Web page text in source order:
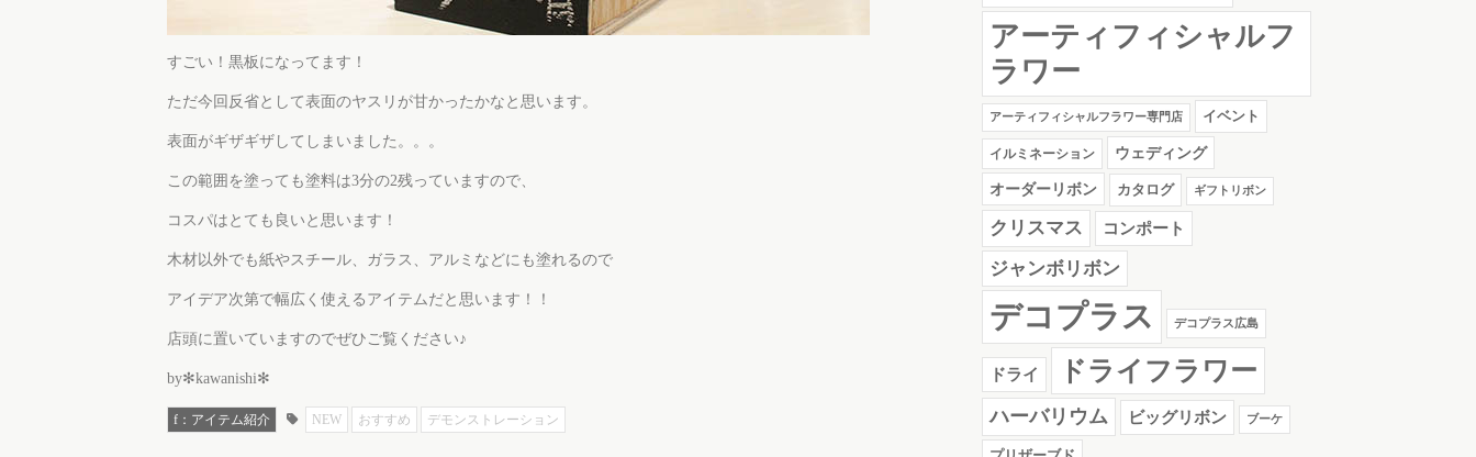
すごい！黒板になってます！
ただ今回反省として表面のヤスリが甘かったかなと思います。
表面がギザギザしてしまいました。。。
この範囲を塗っても塗料は3分の2残っていますので、
コスパはとても良いと思います！
木材以外でも紙やスチール、ガラス、アルミなどにも塗れるので
アイデア次第で幅広く使えるアイテムだと思います！！
店頭に置いていますのでぜひご覧ください♪
by✻kawanishi✻
f：アイテム紹介 NEW おすすめ デモンストレーション
アーティフィシャルフ
ラワー
アーティフィシャルフラワー専門店 イベント
イルミネーション ウェディング
オーダーリボン カタログ ギフトリボン
クリスマス コンポート
ジャンボリボン
デコプラス デコプラス広島
ドライ ドライフラワー
ハーバリウム ビッグリボン ブーケ